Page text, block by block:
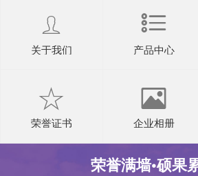
关于我们 产品中心
荣誉证书 企业相册
荣誉满墙•硕果